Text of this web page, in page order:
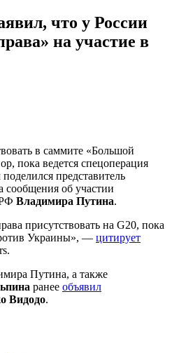
что у России
на участие в
в саммите «Большой
пока ведется спецоперация
представитель
сообщения об участии
Владимира Путина.
присутствовать на G20, пока
Украины», — цитирует
Путина, а также
ранее объявил
Видодо.